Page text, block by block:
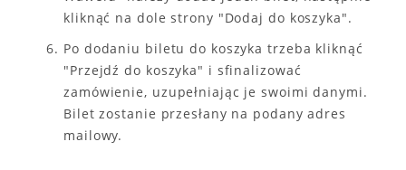
kliknąć na dole strony "Dodaj do koszyka".
Po dodaniu biletu do koszyka trzeba kliknąć
"Przejdź do koszyka" i sfinalizować
zamówienie, uzupełniając je swoimi danymi.
Bilet zostanie przesłany na podany adres
mailowy.